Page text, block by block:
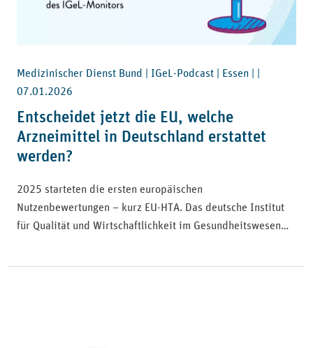
Medizinischer Dienst Bund | IGeL-Podcast | Essen | |
07.01.2026
Entscheidet jetzt die EU, welche
Arzneimittel in Deutschland erstattet
werden?
2025 starteten die ersten europäischen
Nutzenbewertungen – kurz EU-HTA. Das deutsche Institut
für Qualität und Wirtschaftlichkeit im Gesundheitswesen…